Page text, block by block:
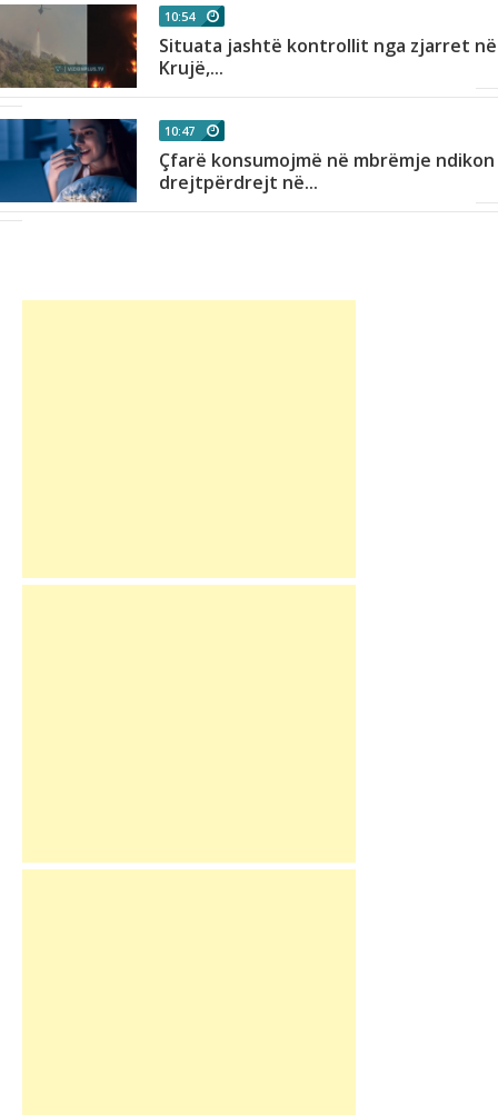
10:54
Situata jashtë kontrollit nga zjarret në
Krujë,...
10:47
Çfarë konsumojmë në mbrëmje ndikon
drejtpërdrejt në...